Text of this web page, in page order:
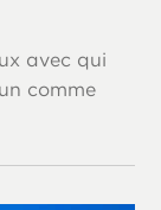
avec qui
comme